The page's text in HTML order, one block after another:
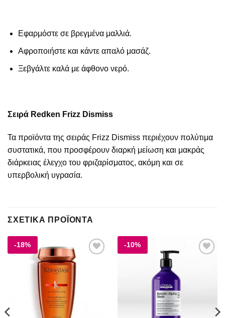
Εφαρμόστε σε βρεγμένα μαλλιά.
Αφροποιήστε και κάντε απαλό μασάζ.
Ξεβγάλτε καλά με άφθονο νερό.
Σειρά Redken Frizz Dismiss
Τα προϊόντα της σειράς Frizz Dismiss περιέχουν πολύτιμα
συστατικά, που προσφέρουν διαρκή μείωση και μακράς
διάρκειας έλεγχο του φριζαρίσματος, ακόμη και σε
υπερβολική υγρασία.
ΣΧΕΤΙΚΆ ΠΡΟΪΌΝΤΑ
-18% -10%